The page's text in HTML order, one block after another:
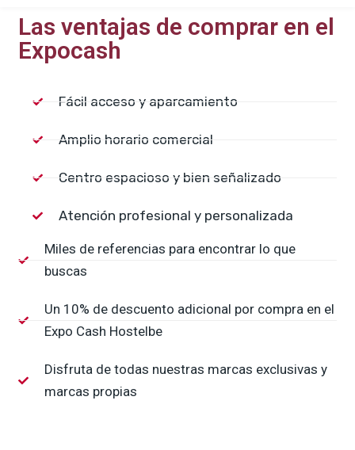
Las ventajas de comprar en el
Expocash
Fácil acceso y aparcamiento
Amplio horario comercial
Centro espacioso y bien señalizado
Atención profesional y personalizada
Miles de referencias para encontrar lo que
buscas
Un 10% de descuento adicional por compra en el
Expo Cash Hostelbe
Disfruta de todas nuestras marcas exclusivas y
marcas propias